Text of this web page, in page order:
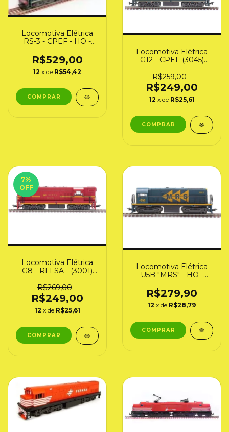
Locomotiva Elétrica
RS-3 - CPEF - HO -
(3083)
R$529,00
12 x de R$54,42
Locomotiva Elétrica
G12 - CPEF (3045)
R$259,00
R$249,00
12 x de R$25,61
7%
OFF
Locomotiva Elétrica
G8 - RFFSA - (3001)
R$269,00
R$249,00
12 x de R$25,61
Locomotiva Elétrica
U5B "MRS" - HO -
R$279,90
12 x de R$28,79